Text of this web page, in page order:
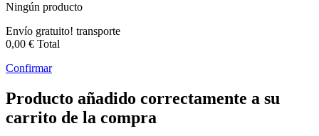
Ningún producto
Envío gratuito! transporte
0,00 € Total
Confirmar
Producto añadido correctamente a su
carrito de la compra